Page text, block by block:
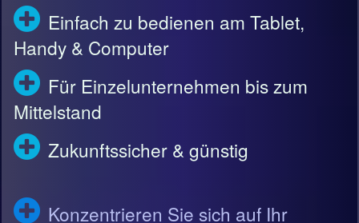
Einfach zu bedienen am Tablet,
Handy & Computer
Für Einzelunternehmen bis zum
Mittelstand
Zukunftssicher & günstig
Konzentrieren Sie sich auf Ihr